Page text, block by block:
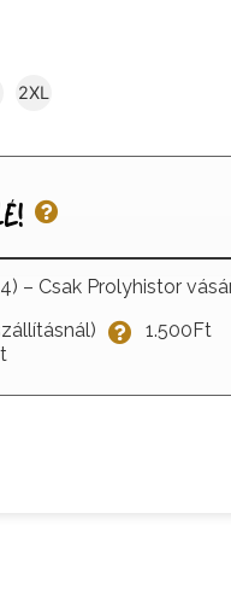
2XL
– Csak Prolyhistor
1.500Ft